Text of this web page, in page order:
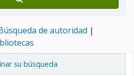
de autoridad
su búsqueda